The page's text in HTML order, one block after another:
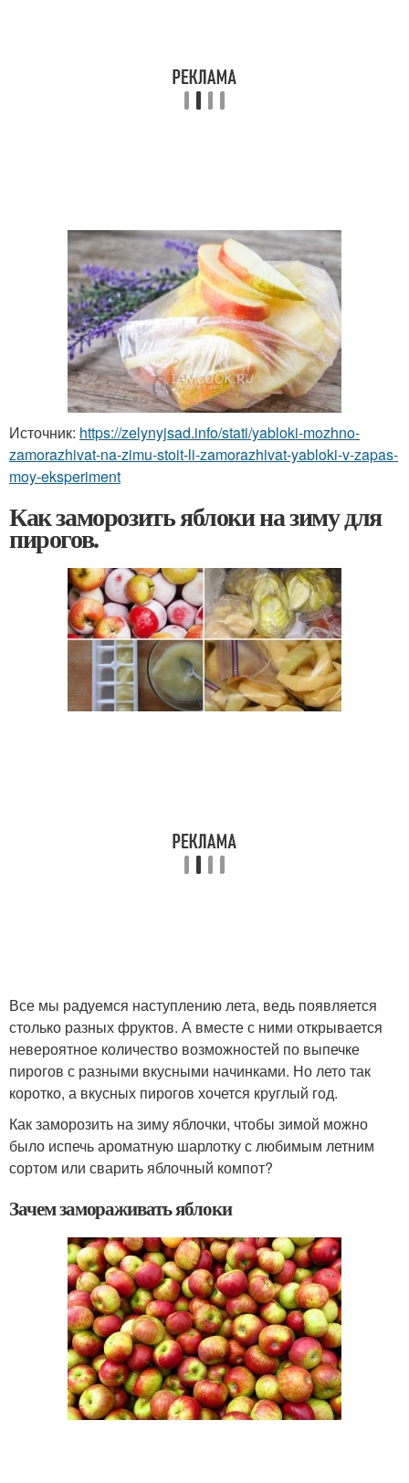
Источник: https://zelynyjsad.info/stati/yabloki-mozhno-
zamorazhivat-na-zimu-stoit-li-zamorazhivat-yabloki-v-zapas-
moy-eksperiment
Как заморозить яблоки на зиму для
пирогов.
Все мы радуемся наступлению лета, ведь появляется
столько разных фруктов. А вместе с ними открывается
невероятное количество возможностей по выпечке
пирогов с разными вкусными начинками. Но лето так
коротко, а вкусных пирогов хочется круглый год.
Как заморозить на зиму яблочки, чтобы зимой можно
было испечь ароматную шарлотку с любимым летним
сортом или сварить яблочный компот?
Зачем замораживать яблоки